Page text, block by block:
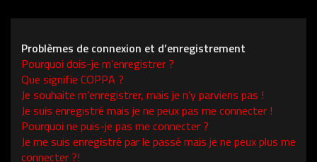
Problèmes de connexion et d’enregistrement
Pourquoi dois-je m’enregistrer ?
Que signifie COPPA ?
Je souhaite m’enregistrer, mais je n’y parviens pas !
Je suis enregistré mais je ne peux pas me connecter !
Pourquoi ne puis-je pas me connecter ?
Je me suis enregistré par le passé mais je ne peux plus me
connecter ?!